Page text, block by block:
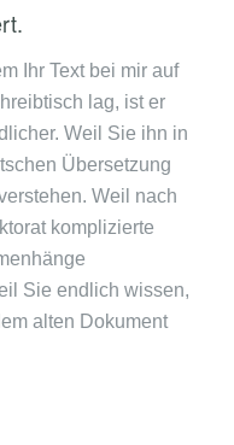
Ihr Text bei mir auf
lag, ist er
Weil Sie ihn in
Übersetzung
Weil nach
komplizierte
Sie endlich wissen,
alten Dokument